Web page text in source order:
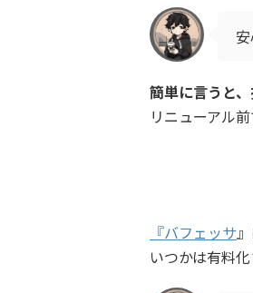
簡単に言うと
リニューアル
『バフェッサ
いつかは有料